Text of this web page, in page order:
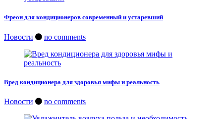
Фреон для кондиционеров современный и устаревший
Новости no comments
Вред кондиционера для здоровья мифы и реальность
Новости no comments